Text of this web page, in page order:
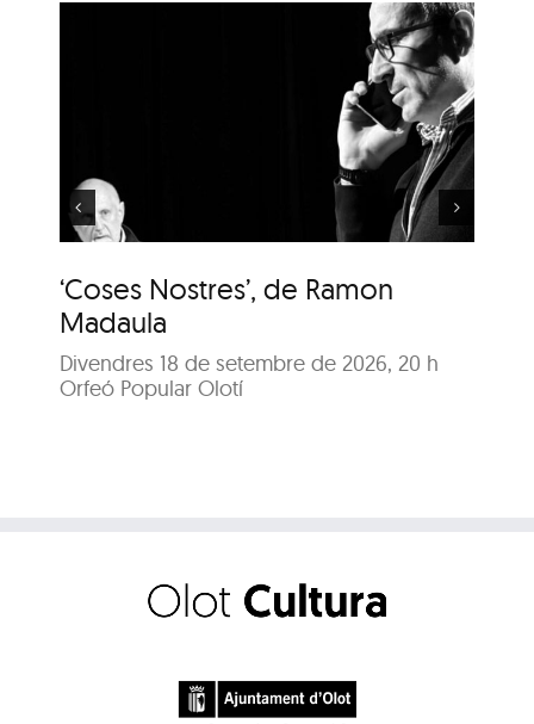
‘Coses Nostres’, de Ramon
Madaula
Divendres 18 de setembre de 2026, 20 h
Orfeó Popular Olotí
‘Coses Nostres’, de
Ramon Madaula